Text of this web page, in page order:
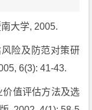
大学, 2005.
险及防范对策研
6(3): 41-43.
价值评估方法及选